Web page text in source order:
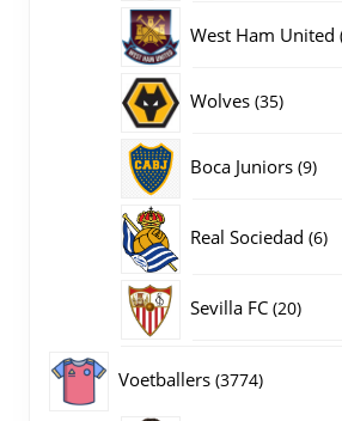
West Ham United
Wolves 3535
Boca Juniors 99
Real Sociedad 66
Sevilla FC 2020
Voetballers 37743774